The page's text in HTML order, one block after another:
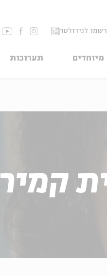
לניוזלטר
מיוחדים תערוכות
קמיר